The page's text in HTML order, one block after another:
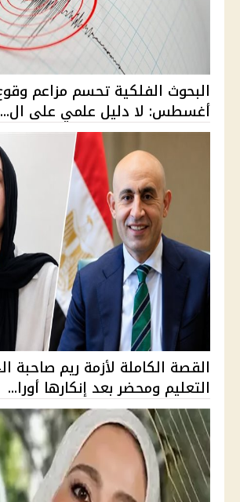
أغسطس: لا دليل علمي على ال...
التعليم ومحضر بعد إنكارها أورا...